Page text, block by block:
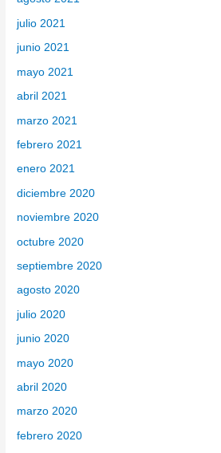
julio 2021
junio 2021
mayo 2021
abril 2021
marzo 2021
febrero 2021
enero 2021
diciembre 2020
noviembre 2020
octubre 2020
septiembre 2020
agosto 2020
julio 2020
junio 2020
mayo 2020
abril 2020
marzo 2020
febrero 2020